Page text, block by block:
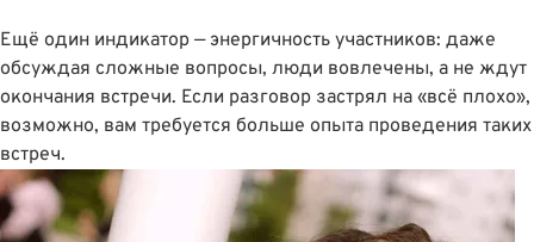
Ещё один индикатор — энергичность участников: даже
обсуждая сложные вопросы, люди вовлечены, а не ждут
окончания встречи. Если разговор застрял на «всё плохо»,
возможно, вам требуется больше опыта проведения таких
встреч.